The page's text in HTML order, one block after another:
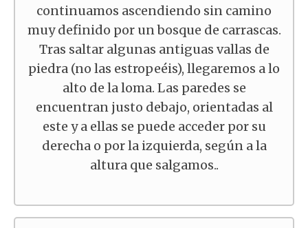
continuamos ascendiendo sin camino
muy definido por un bosque de carrascas.
Tras saltar algunas antiguas vallas de
piedra (no las estropeéis), llegaremos a lo
alto de la loma. Las paredes se
encuentran justo debajo, orientadas al
este y a ellas se puede acceder por su
derecha o por la izquierda, según a la
altura que salgamos..